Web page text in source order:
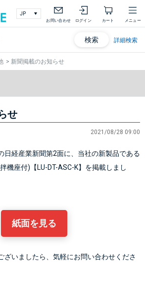
お問い合わせ ログイン カート メニュー
検索 詳細検索
> 新聞掲載のお知らせ
せ
2021/08/28 09:00
日経産業新聞第2面に、当社の新製品である
機座付)【LU-DT-ASC-K】 を掲載しまし
紙面を見る
ざいましたら、気軽にお問い合わせくださ